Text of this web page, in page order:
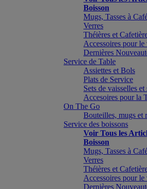
Boisson
Mugs, Tasses à
Verres
Théières et
Accessoires pour le
Dernières
Service de Table
Assiettes et Bols
Plats de Service
Sets de vaisselles
Accesoires pour la
On The Go
Bouteilles, mugs et
Service des boissons
Voir Tous les
Boisson
Mugs, Tasses à
Verres
Théières et
Accessoires pour le
Dernières